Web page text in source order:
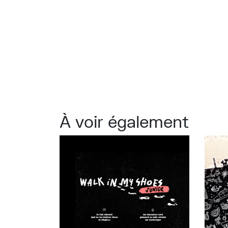
À voir également